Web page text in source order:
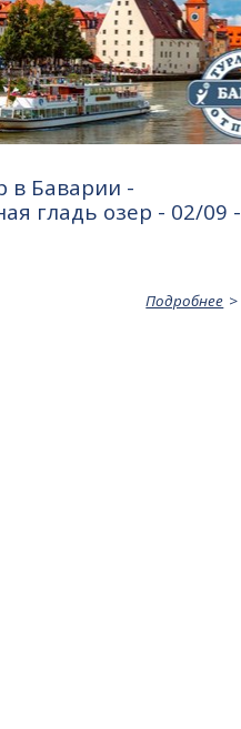
в Баварии -
гладь озер - 02/09 -
Подробнее